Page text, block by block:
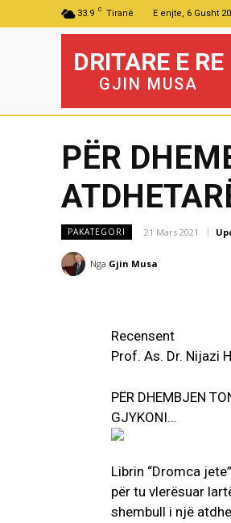
33.9 C Tiranë E enjte, 6 Gusht
DRITARE E RE
GJIN MUSA
PËR
PAKATEGORI 21 Mars 2021
Nga Gjin Musa
Recensent
Prof. As. Dr. Nijazi
PËR DHEMBJEN
GJYKONI…
Librin “Dromca
për tu vlerësuar
shembull i një